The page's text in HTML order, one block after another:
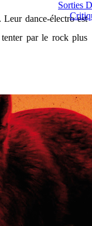
Sorties
dance-électro est
par le rock plus